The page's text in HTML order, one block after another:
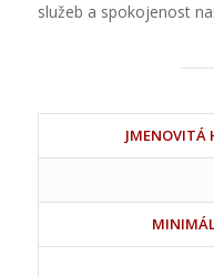
služeb a spokojenost
JMENOVITÁ